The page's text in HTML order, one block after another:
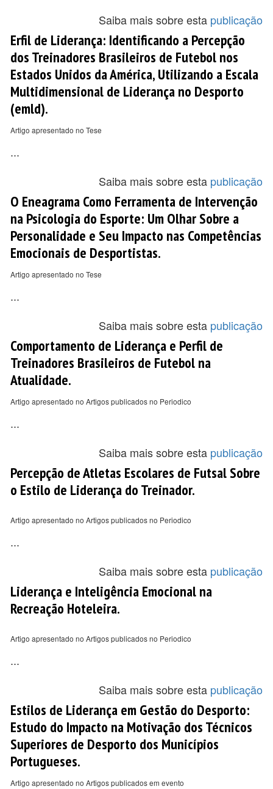
Saiba mais sobre esta publicação
Erfil de Liderança: Identificando a Percepção
dos Treinadores Brasileiros de Futebol nos
Estados Unidos da América, Utilizando a Escala
Multidimensional de Liderança no Desporto
(emld).
Artigo apresentado no Tese
...
Saiba mais sobre esta publicação
O Eneagrama Como Ferramenta de Intervenção
na Psicologia do Esporte: Um Olhar Sobre a
Personalidade e Seu Impacto nas Competências
Emocionais de Desportistas.
Artigo apresentado no Tese
...
Saiba mais sobre esta publicação
Comportamento de Liderança e Perfil de
Treinadores Brasileiros de Futebol na
Atualidade.
Artigo apresentado no Artigos publicados no Periodico
...
Saiba mais sobre esta publicação
Percepção de Atletas Escolares de Futsal Sobre
o Estilo de Liderança do Treinador.
Artigo apresentado no Artigos publicados no Periodico
...
Saiba mais sobre esta publicação
Liderança e Inteligência Emocional na
Recreação Hoteleira.
Artigo apresentado no Artigos publicados no Periodico
...
Saiba mais sobre esta publicação
Estilos de Liderança em Gestão do Desporto:
Estudo do Impacto na Motivação dos Técnicos
Superiores de Desporto dos Municípios
Portugueses.
Artigo apresentado no Artigos publicados em evento